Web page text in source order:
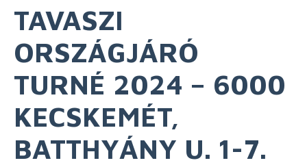
TAVASZI
ORSZÁGJÁRÓ
TURNÉ 2024 – 6000
KECSKEMÉT,
BATTHYÁNY U. 1-7.